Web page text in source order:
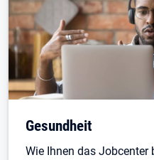
Gesundheit
Wie Ihnen das Jobcenter